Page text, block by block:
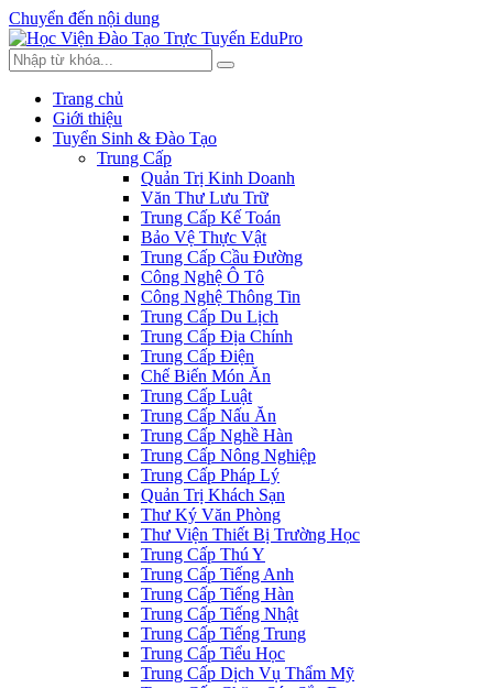
Chuyển đến nội dung
Trang chủ
Giới thiệu
Tuyển Sinh & Đào Tạo
Trung Cấp
Quản Trị Kinh Doanh
Văn Thư Lưu Trữ
Trung Cấp Kế Toán
Bảo Vệ Thực Vật
Trung Cấp Cầu Đường
Công Nghệ Ô Tô
Công Nghệ Thông Tin
Trung Cấp Du Lịch
Trung Cấp Địa Chính
Trung Cấp Điện
Chế Biến Món Ăn
Trung Cấp Luật
Trung Cấp Nấu Ăn
Trung Cấp Nghề Hàn
Trung Cấp Nông Nghiệp
Trung Cấp Pháp Lý
Quản Trị Khách Sạn
Thư Ký Văn Phòng
Thư Viện Thiết Bị Trường Học
Trung Cấp Thú Y
Trung Cấp Tiếng Anh
Trung Cấp Tiếng Hàn
Trung Cấp Tiếng Nhật
Trung Cấp Tiếng Trung
Trung Cấp Tiểu Học
Trung Cấp Dịch Vụ Thẩm Mỹ